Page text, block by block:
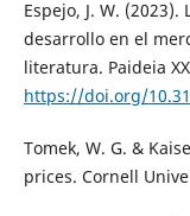
Espejo, J. W.
desarrollo en el
literatura. Paideia
https://doi.org/
Tomek, W. G. &
prices. Cornell